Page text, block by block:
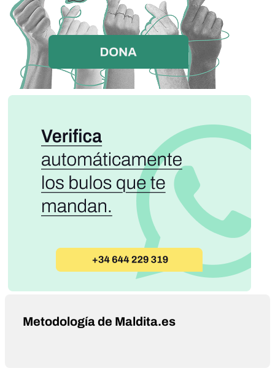
Metodología de Maldita.es